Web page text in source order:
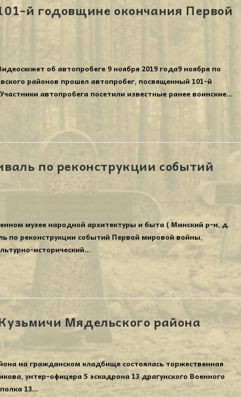
й годовщине окончания Первой
об автопробеге 9 ноября 2019 года9 ноября по
районов прошел автопробег, посвященный 101-й
автопробега посетили известные ранее воинские…
по реконструкции событий
музее народной архитектуры и быта ( Минский р-н, д.
по реконструкции событий Первой мировой войны,
исторический…
Мядельского района
на гражданском кладбище состоялась торжественная
унтер-офицера 5 эскадрона 13 драгунского Военного
13…